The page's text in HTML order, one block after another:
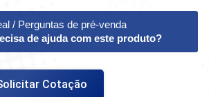
/ Perguntas de pré-venda
de ajuda com este produto?
Cotação